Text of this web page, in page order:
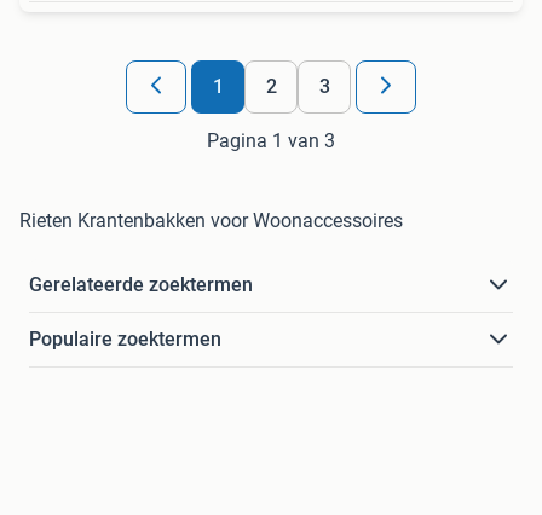
1 2 3
Pagina 1 van 3
Rieten Krantenbakken voor Woonaccessoires
Gerelateerde zoektermen
Populaire zoektermen